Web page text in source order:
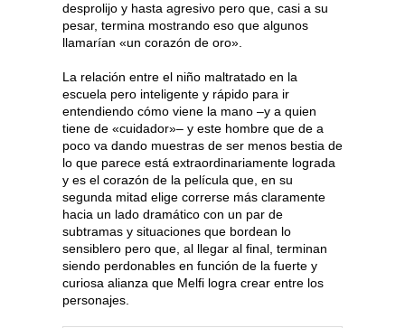
desprolijo y hasta agresivo pero que, casi a su
pesar, termina mostrando eso que algunos
llamarían «un corazón de oro».
La relación entre el niño maltratado en la
escuela pero inteligente y rápido para ir
entendiendo cómo viene la mano –y a quien
tiene de «cuidador»– y este hombre que de a
poco va dando muestras de ser menos bestia de
lo que parece está extraordinariamente lograda
y es el corazón de la película que, en su
segunda mitad elige correrse más claramente
hacia un lado dramático con un par de
subtramas y situaciones que bordean lo
sensiblero pero que, al llegar al final, terminan
siendo perdonables en función de la fuerte y
curiosa alianza que Melfi logra crear entre los
personajes.